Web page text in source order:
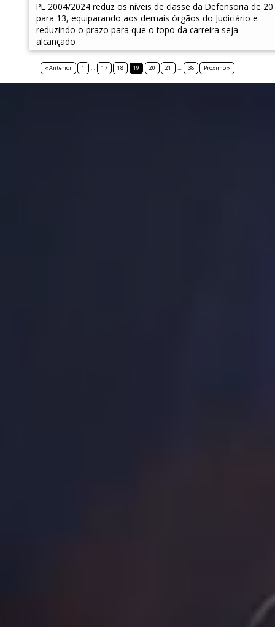
PL 2004/2024 reduz os níveis de classe da Defensoria de 20
para 13, equiparando aos demais órgãos do Judiciário e
reduzindo o prazo para que o topo da carreira seja
alcançado
« Anterior 1 … 17 18 19 20 21 … 38 Próximo »